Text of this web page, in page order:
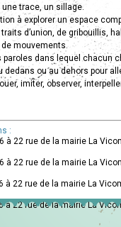
trace, un sillage.
à explorer un espace
d’union, de gribouillis,
mouvements.
paroles dans lequel chacun
dedans ou au dehors pour
imiter, observer,
:
à 22 rue de la mairie La
à 22 rue de la mairie La
à 22 rue de la mairie La
à 22 rue de la mairie La